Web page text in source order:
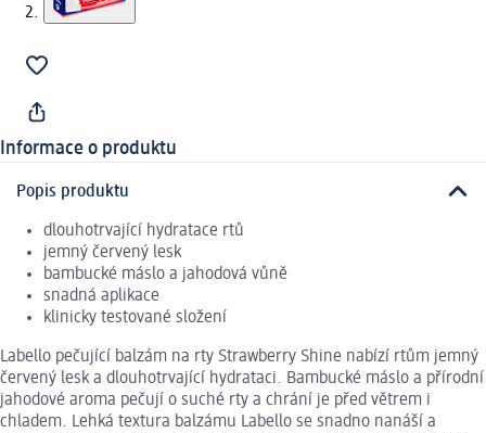
Informace o produktu
Popis produktu
dlouhotrvající hydratace rtů
jemný červený lesk
bambucké máslo a jahodová vůně
snadná aplikace
klinicky testované složení
Labello pečující balzám na rty Strawberry Shine nabízí rtům jemný
červený lesk a dlouhotrvající hydrataci. Bambucké máslo a přírodní
jahodové aroma pečují o suché rty a chrání je před větrem i
chladem. Lehká textura balzámu Labello se snadno nanáší a